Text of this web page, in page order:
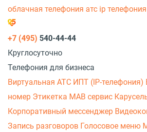
облачная телефония атс ip
+7 (495) 540-44-44
Круглосуточно
Телефония для бизнеса
Виртуальная АТС ИПТ (IP-телефония)
номер Этикетка МАВ сервис
Корпоративный мессенджер
Запись разговоров Голосовое меню